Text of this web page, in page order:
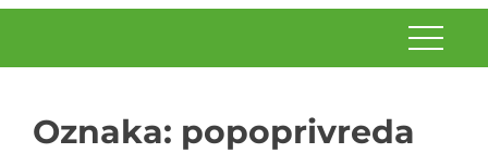
Oznaka: popoprivreda